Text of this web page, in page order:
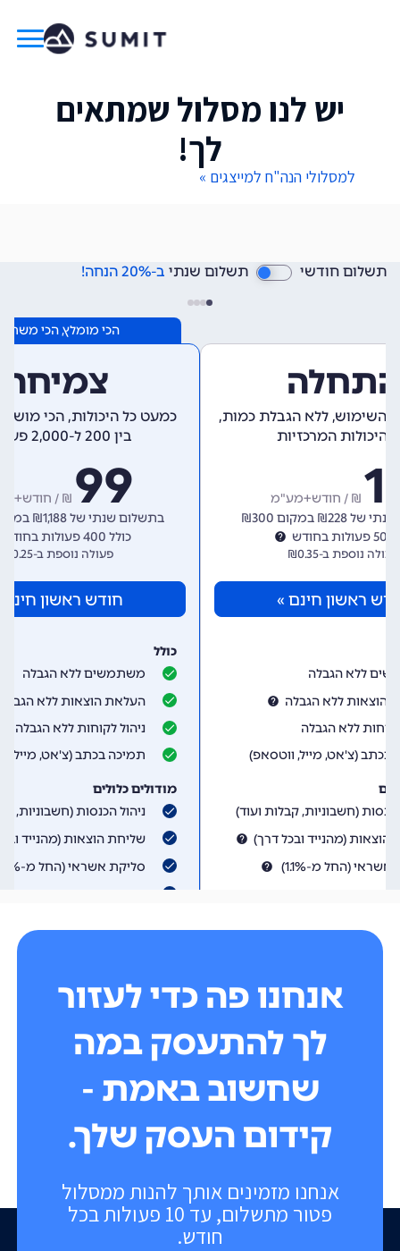
יש לנו מסלול שמתאים
לך!
למסלולי הנה"ח למייצגים »
אנחנו מזמינים אותך להנות ממסלול
פטור מתשלום, עד 10 פעולות בכל
חודש.
אנחנו פה כדי לעזור
לך להתעסק במה
שחשוב באמת -
קידום העסק שלך.